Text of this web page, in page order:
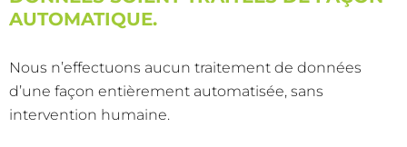
AUTOMATIQUE.
Nous n’effectuons aucun traitement de données
d’une façon entièrement automatisée, sans
intervention humaine.